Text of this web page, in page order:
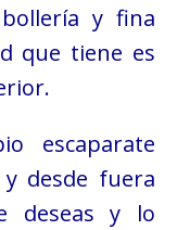
y fina
que tiene es
escaparate
desde fuera
deseas y lo